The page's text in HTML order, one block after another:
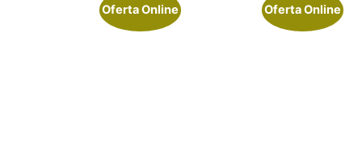
Oferta Online Oferta Online